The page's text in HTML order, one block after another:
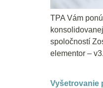
TPA Vám
spoločností
elementor –
Vyšetrovanie